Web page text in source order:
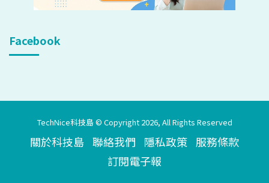
Facebook
TechNice科技島 © Copyright 2026, All Rights Reserved
關於科技島 聯絡我們 隱私政策 服務條款
訂閱電子報